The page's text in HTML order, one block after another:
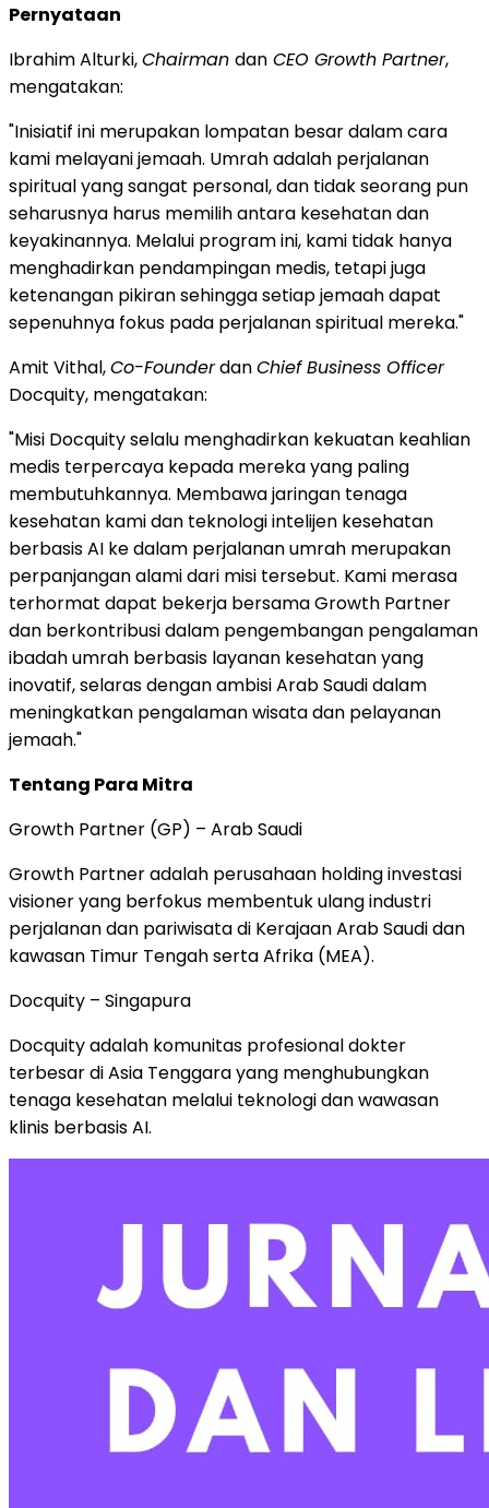
Pernyataan
Ibrahim Alturki,Chairman dan CEO Growth Partner,
mengatakan:
"Inisiatif ini merupakan lompatan besar dalam cara
kami melayani jemaah. Umrah adalah perjalanan
spiritual yang sangat personal, dan tidak seorang pun
seharusnya harus memilih antara kesehatan dan
keyakinannya. Melalui program ini, kami tidak hanya
menghadirkan pendampingan medis, tetapi juga
ketenangan pikiran sehingga setiap jemaah dapat
sepenuhnya fokus pada perjalanan spiritual mereka."
Amit Vithal,Co-FounderdanChief Business Officer
Docquity, mengatakan:
"Misi Docquity selalu menghadirkan kekuatan keahlian
medis terpercaya kepada mereka yang paling
membutuhkannya. Membawa jaringan tenaga
kesehatan kami dan teknologi intelijen kesehatan
berbasis AI ke dalam perjalanan umrah merupakan
perpanjangan alami dari misi tersebut. Kami merasa
terhormat dapat bekerja bersama Growth Partner
dan berkontribusi dalam pengembangan pengalaman
ibadah umrah berbasis layanan kesehatan yang
inovatif, selaras dengan ambisi Arab Saudi dalam
meningkatkan pengalaman wisata dan pelayanan
jemaah."
Tentang Para Mitra
Growth Partner (GP) – Arab Saudi
Growth Partner adalah perusahaan holding investasi
visioner yang berfokus membentuk ulang industri
perjalanan dan pariwisata di Kerajaan Arab Saudi dan
kawasan Timur Tengah serta Afrika (MEA).
Docquity – Singapura
Docquity adalah komunitas profesional dokter
terbesar di Asia Tenggara yang menghubungkan
tenaga kesehatan melalui teknologi dan wawasan
klinis berbasis AI.